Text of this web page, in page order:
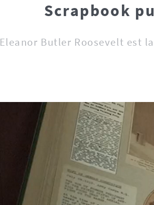
Scrapbook
Eleanor Butler Roosevelt est